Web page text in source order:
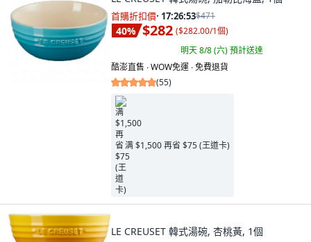
首購折扣價· 17:26:52$471
40% $282 ($282.00/1個)
明天 8/8 (六)預計送達
酷澎直售 ∙ WOW免運 ∙ 免費退貨
(55)
满 $1,500 再省 $75 (王道卡)
LE CREUSET 韓式湯碗, 杏桃黃, 1個